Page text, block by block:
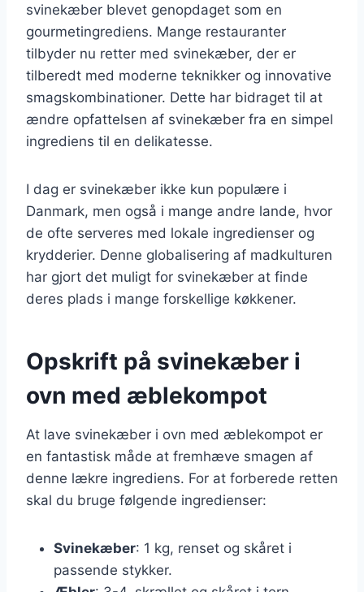
svinekæber blevet genopdaget som en
gourmetingrediens. Mange restauranter
tilbyder nu retter med svinekæber, der er
tilberedt med moderne teknikker og innovative
smagskombinationer. Dette har bidraget til at
ændre opfattelsen af svinekæber fra en simpel
ingrediens til en delikatesse.
I dag er svinekæber ikke kun populære i
Danmark, men også i mange andre lande, hvor
de ofte serveres med lokale ingredienser og
krydderier. Denne globalisering af madkulturen
har gjort det muligt for svinekæber at finde
deres plads i mange forskellige køkkener.
Opskrift på svinekæber i
ovn med æblekompot
At lave svinekæber i ovn med æblekompot er
en fantastisk måde at fremhæve smagen af
denne lækre ingrediens. For at forberede retten
skal du bruge følgende ingredienser:
Svinekæber: 1 kg, renset og skåret i
passende stykker.